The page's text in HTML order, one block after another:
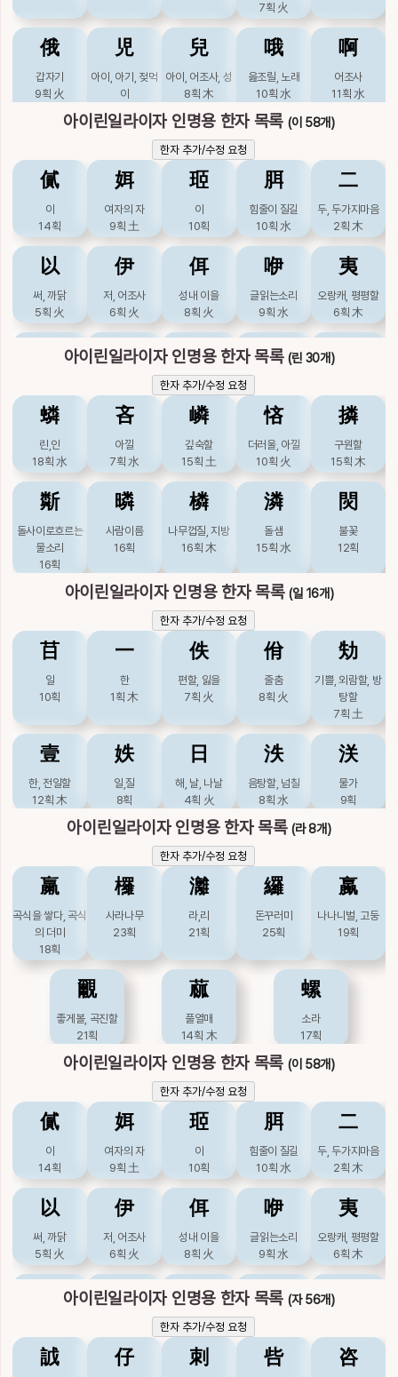
7획 火
俄
갑자기
9획 火
児
아이, 아기, 젖먹
이
7획木
兒
아이, 어조사, 성
8획 木
哦
읊조릴, 노래
10획 水
啊
어조사
11획 水
벙어리
고을
妿
여스승
예쁠
婀
아리따울
婭
동서
孲
갓난아기
峨
높을
峩
높을
庌
집, 대청, 덮을
我
나
枒
바퀴테, 가장귀,
8획木
椏
가장귀
木
牙
어금니
4획
猗
어조사
水
玡
땅이름
珴
홀
疋
아,필
疴
병
水
皒
흰색
12획金
睋
볼, 갑자기
砑
갈아
硪
달구
笌
대순, 죽순
싹
8획木
莪
미나리
11획木
蛾
나방
13획水
衙
마을, 대궐
13획火
덮을, 가리어숨길
6획
訝
11획金
誐
14획
迓
8획土
鈳
끼
13획
錏
목가림투구, 강철
부드럽게할
16획金
阿
언덕, 아첨할
雅
바를, 우아할
12획火
餓
굶주릴
16획 水
鴉
검을
15획火
鵝
18획
鵞
18획火
아이린일라이자 인명용 한자 목록 (이 58개)
한자 추가/수정 요청
㒃
이
14획
㛅
여자의 자
9획 土
㺿
이
10획
䏪
힘줄이 질길
10획 水
二
두, 두가지마음
2획 木
以
써, 까닭
5획 火
伊
저, 어조사
6획 火
佴
성내 이을
8획 火
咿
글읽는소리
9획 水
夷
오랑캐, 평평할
6획 木
9획土
媐
12획土
尔
그렇다할, 너
5획水
峓
9획
3획土
巸
이,희
9획土
廙
공경할
14획木
弛
느슨할
6획金
彛
떳떳할, 법, 종묘
제기
16획火
彝
떳떳할
18획火
怡
기뻐할
恞
기꺼울
9획
敡
업신여길
12획
杝
나무이름
7획木
栭
두공, 버섯이름
栮
버섯, 느타리
10획
歋
14획
洟
콧물, 눈물,
9획 水
洢
물이름
9획
洱
물이름
9획
너, 그러할
14획火
옥돌, 용무늬있는
올옷
9획 金
귀엣고리, 햇무리
10획金
다를
11획土
痍
상처, 다칠
11획水
移
11획木
而
말이을, 뿐, 어조
사
6획水
耳
귀, 뿐, 어조사
6획火
聏
12획
肄
13획火
苡
율무, 질경이
木
荑
10획
薾
17획
訑 詒
겹칠
둘, 거듭, 버금
12획金
貽
끼칠 / 남길
12획 金
비스듬할
9획土
가까울, 가까이할
갈고리
땅이름
隶
미칠
기를, 어조사, 턱
15획 火
鴯
火
李
7획 木
俐
9획
아이린일라이자 인명용 한자 목록(린 30개)
한자 추가/수정 요청
䗲
린,인
18획 水
吝
아낄
7획 水
嶙
깊숙할
15획 土
悋
더러울, 아낄
10획 火
撛
구원할
15획 木
斴
돌사이로흐르는
물소리
16획
暽
사람이름
16획
橉
나무껍질, 지방
16획 木
潾
돌샘
15획 水
焛
불꽃
12획
인, 도깨비불
16획
獜
건강할, 짐승이름
15획水
璘
옥빛
16획金
瞵
눈빛
17획
돌
17획 金
粦
12획木
粼
14획木
繗
18획木
藺
20획木
躙
짓밟을
23획土
躪
짓밟을
土
轔
수렛소리, 문지방
19획火
鄰
이웃
15획土
鏻
굳셀
20획金
閵
밟을, 새이
隣
이웃, 도울
15획 土
驎
준마
22획 火
鱗
비늘
23획 水
麟
기린
23획 土
𪊭
린,인
17획
아이린일라이자 인명용 한자 목록(일 16개)
한자 추가/수정 요청
䒤
일
10획
一
한
1획 木
佚
편할, 잃을
7획 火
佾
줄춤
8획 火
劮
기쁠, 외람할, 방
탕할
7획 土
壹
한, 전일할
12획 木
妷
일,질
8획
日
해, 날, 나날
4획 火
泆
음탕할, 넘칠
8획 水
浂
물가
9획
넘칠, 지나칠
13획水
軼
지날
12획火
逸
달아날
12획土
鎰
중량이름
18획金
역말
14획火
𨓜
10획
아이린일라이자 인명용 한자 목록(라 8개)
한자 추가/수정 요청
䊨
곡식을 쌓다, 곡식
의 더미
18획
欏
사라나무
23획
灕
라,리
21획
纙
돈꾸러미
25획
蠃
나나니벌, 고둥
19획
覼
좋게볼, 곡진할
21획
蓏
풀열매
14획 木
螺
소라
17획
아이린일라이자 인명용 한자 목록 (이 58개)
한자 추가/수정 요청
㒃
이
14획
㛅
여자의 자
9획 土
㺿
이
10획
䏪
힘줄이 질길
10획 水
二
두, 두가지마음
2획 木
以
써, 까닭
5획 火
伊
저, 어조사
6획 火
佴
성내 이을
8획 火
咿
글읽는소리
9획 水
夷
오랑캐, 평평할
6획 木
9획土
媐
12획土
尔
그렇다할, 너
5획水
峓
9획
3획土
아이린일라이자 인명용 한자 목록 (자 56개)
한자 추가/수정 요청
䛋 仔 刺 呰 咨